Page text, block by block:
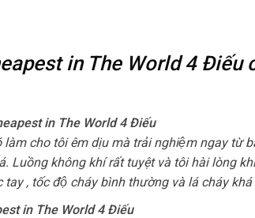
in The World 4 Điếu
in The World 4 Điếu
cho tôi êm dịu mà trải nghiệm ngay từ
Luồng không khí rất tuyệt và tôi hài lòng
, tốc độ cháy bình thường và lá cháy khá
in The World 4 Điếu